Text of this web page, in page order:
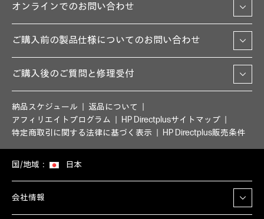
オンラインでのお問い合わせ
ご購入前の製品仕様についてのお問い合わせ
ご購入後のご質問と修理受付
納品スケジュール
返品について
アフィリエイトプログラム
HP Directplusサイトマップ
特定商取引に関する法律に基づく表示
HP Directplus販売条件
国/地域： 日本
会社情報